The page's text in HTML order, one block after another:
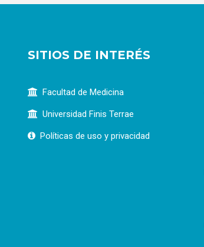
SITIOS DE INTERÉS
Facultad de Medicina
Universidad Finis Terrae
Políticas de uso y privacidad